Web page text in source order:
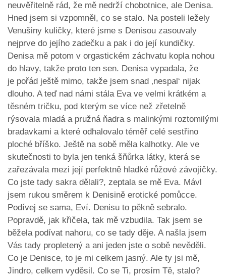
neuvěřitelně rád, že mě nedrží chobotnice, ale Denisa.
Hned jsem si vzpomněl, co se stalo. Na posteli ležely
Venušiny kuličky, které jsme s Denisou zasouvaly
nejprve do jejího zadečku a pak i do její kundičky.
Denisa mě potom v orgastickém záchvatu kopla nohou
do hlavy, takže proto ten sen. Denisa vypadala, že
je pořád ještě mimo, takže jsem snad ‚nespal‘ nijak
dlouho. A teď nad námi stála Eva ve velmi krátkém a
těsném tričku, pod kterým se více než zřetelně
rýsovala mladá a pružná ňadra s malinkými roztomilými
bradavkami a které odhalovalo téměř celé sestřino
ploché bříško. Ještě na sobě měla kalhotky. Ale ve
skutečnosti to byla jen tenká šňůrka látky, která se
zařezávala mezi její perfektně hladké růžové závojíčky.
Co jste tady sakra dělali?, zeptala se mě Eva. Mávl
jsem rukou směrem k Denisině erotické pomůcce.
Podívej se sama, Eví. Denisu to pěkně sebralo.
Popravdě, jak křičela, tak mě vzbudila. Tak jsem se
běžela podívat nahoru, co se tady děje. A našla jsem
Vás tady propletený a ani jeden jste o sobě nevěděli.
Co je Denisce, to je mi celkem jasný. Ale ty jsi mě,
Jindro, celkem vyděsil. Co se Ti, prosím Tě, stalo?